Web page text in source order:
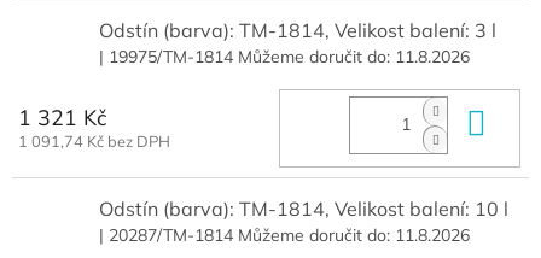
Odstín (barva): TM-1814, Velikost balení: 3 l
| 19975/TM-1814 Můžeme doručit do: 11.8.2026
1 321 Kč
1 091,74 Kč bez DPH
Odstín (barva): TM-1814, Velikost balení: 10 l
| 20287/TM-1814 Můžeme doručit do: 11.8.2026